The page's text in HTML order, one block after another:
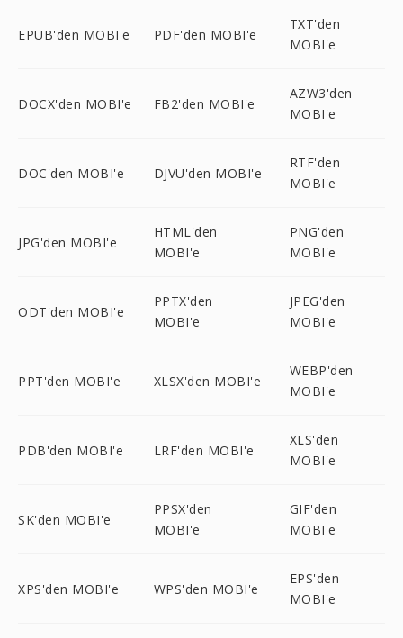
EPUB'den MOBI'e PDF'den MOBI'e
TXT'den
MOBI'e
DOCX'den MOBI'e FB2'den MOBI'e
AZW3'den
MOBI'e
DOC'den MOBI'e DJVU'den MOBI'e
RTF'den
MOBI'e
JPG'den MOBI'e
HTML'den
MOBI'e
PNG'den
MOBI'e
ODT'den MOBI'e
PPTX'den
MOBI'e
JPEG'den
MOBI'e
PPT'den MOBI'e XLSX'den MOBI'e
WEBP'den
MOBI'e
PDB'den MOBI'e LRF'den MOBI'e
XLS'den
MOBI'e
SK'den MOBI'e
PPSX'den
MOBI'e
GIF'den
MOBI'e
XPS'den MOBI'e WPS'den MOBI'e
EPS'den
MOBI'e